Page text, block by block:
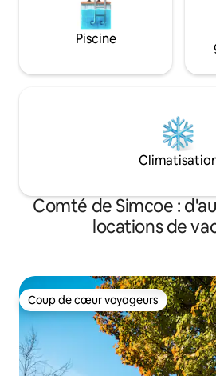
Piscine
Comté de Simcoe :
locations de
Coup de cœur voyageurs
Coup de cœur voyageurs